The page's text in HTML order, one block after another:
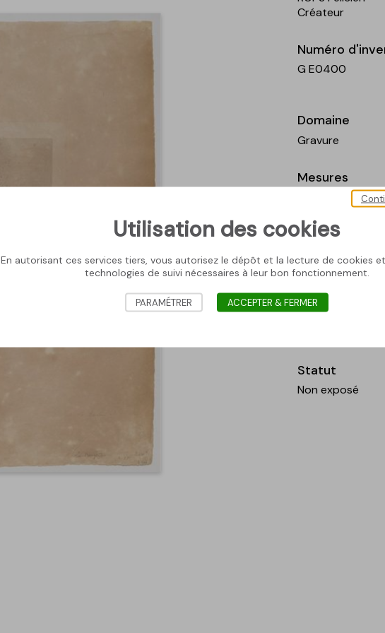
Créateur
Numéro
G E0400
Domaine
Gravure
Mesures
Surface
; Surface
Félicien Rops,
Statut
Non exposé
Utilisation des cookies
En autorisant ces services tiers, vous autorisez le dépôt et la lecture de cookies
technologies de suivi nécessaires à leur bon fonctionnement.
PARAMÉTRER ACCEPTER & FERMER